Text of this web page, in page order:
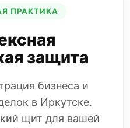
ПРАКТИКА
защита
бизнеса и
в Иркутске.
щит для вашей